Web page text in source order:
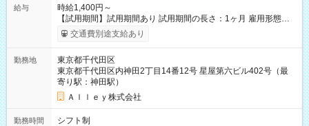
給与
時給1,400円～
【試用期間】試用期間あり 試用期間の長さ：1ヶ月 雇用形態、
給与は本採用時と同じです。
交通費別途支給あり
勤務地
東京都千代田区
東京都千代田区内神田2丁目14番12号 星屋第六ビル402号（最
寄り駅：神田駅）
Ａｌｌｅｙ株式会社
勤務時間
シフト制